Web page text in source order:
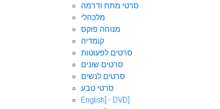
סרטי מתח ודרמה
מלכהלי
מנוחה פוקס
קומדיה
סרטים לפעוטות
סרטים שונים
סרטים לנשים
סרטי טבע
English] - DVD]